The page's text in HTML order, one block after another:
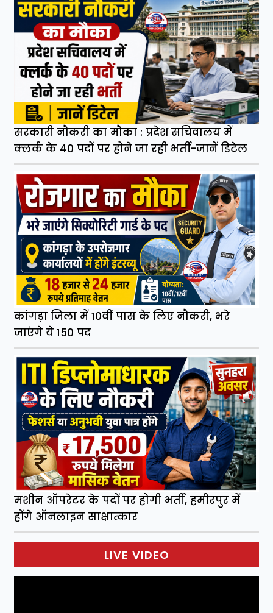
सरकारी नौकरी का मौका : प्रदेश सचिवालय में
क्लर्क के 40 पदों पर होने जा रही भर्ती-जानें डिटेल
कांगड़ा जिला में 10वीं पास के लिए नौकरी, भरे
जाएंगे ये 150 पद
मशीन ऑपरेटर के पदों पर होगी भर्ती, हमीरपुर में
होंगे ऑनलाइन साक्षात्कार
LIVE VIDEO